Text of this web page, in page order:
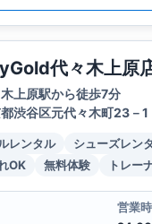
代々木上原
上原駅から徒歩7分
渋谷区元代々木町23－1
レンタル シューズレン
OK
無料体験 トレー
営業